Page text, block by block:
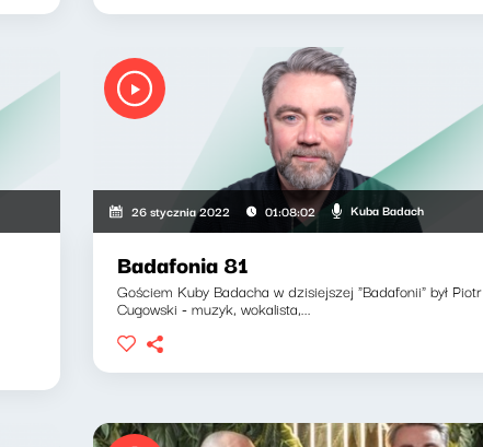
26 stycznia 2022 01:08:02 Kuba Badach
Badafonia 81
Gościem Kuby Badacha w dzisiejszej "Badafonii" był Piotr
Cugowski - muzyk, wokalista,...